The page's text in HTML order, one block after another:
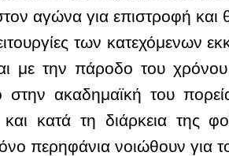
αγώνα για επιστροφή και
των κατεχόμενων
με την πάροδο του
ακαδημαϊκή του
κατά τη διάρκεια της
περηφάνια νοιώθουν